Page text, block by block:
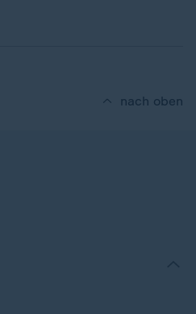
nach oben